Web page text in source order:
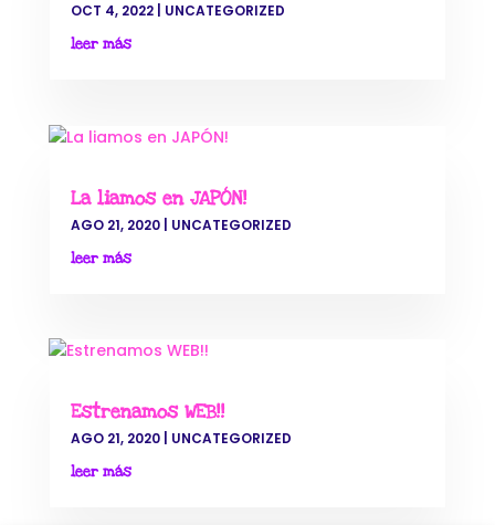
OCT 4, 2022| UNCATEGORIZED
leer más
La liamos en JAPÓN!
AGO 21, 2020| UNCATEGORIZED
leer más
Estrenamos WEB!!
AGO 21, 2020| UNCATEGORIZED
leer más